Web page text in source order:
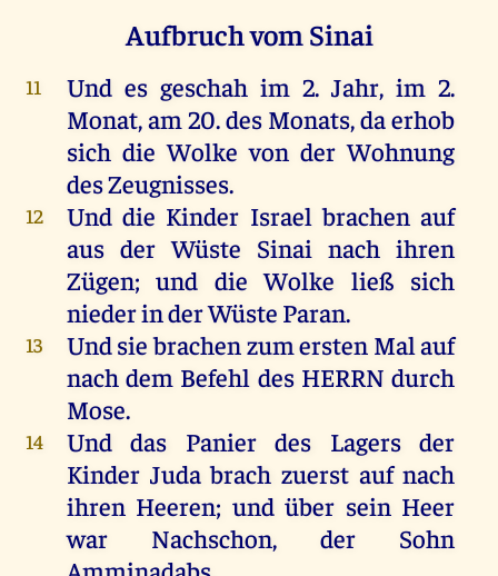
Aufbruch vom Sinai
11 Und es geschah im 2.Jahr,im 2.
Monat,am 20.des Monats,daerhob
sich die Wolke von der Wohnung
desZeugnisses.
12 Und die Kinder Israel brachen auf
aus der Wüste Sinai nach ihren
Zügen;und die Wolke ließ sich
niederinderWüste Paran.
13 Undsie brachenzumersten Malauf
nach dem Befehl des HERRN durch
Mose.
14 Und das Panier des Lagers der
Kinder Juda brach zuerst auf nach
ihren Heeren; und über sein Heer
warNachschon,der
Sohn